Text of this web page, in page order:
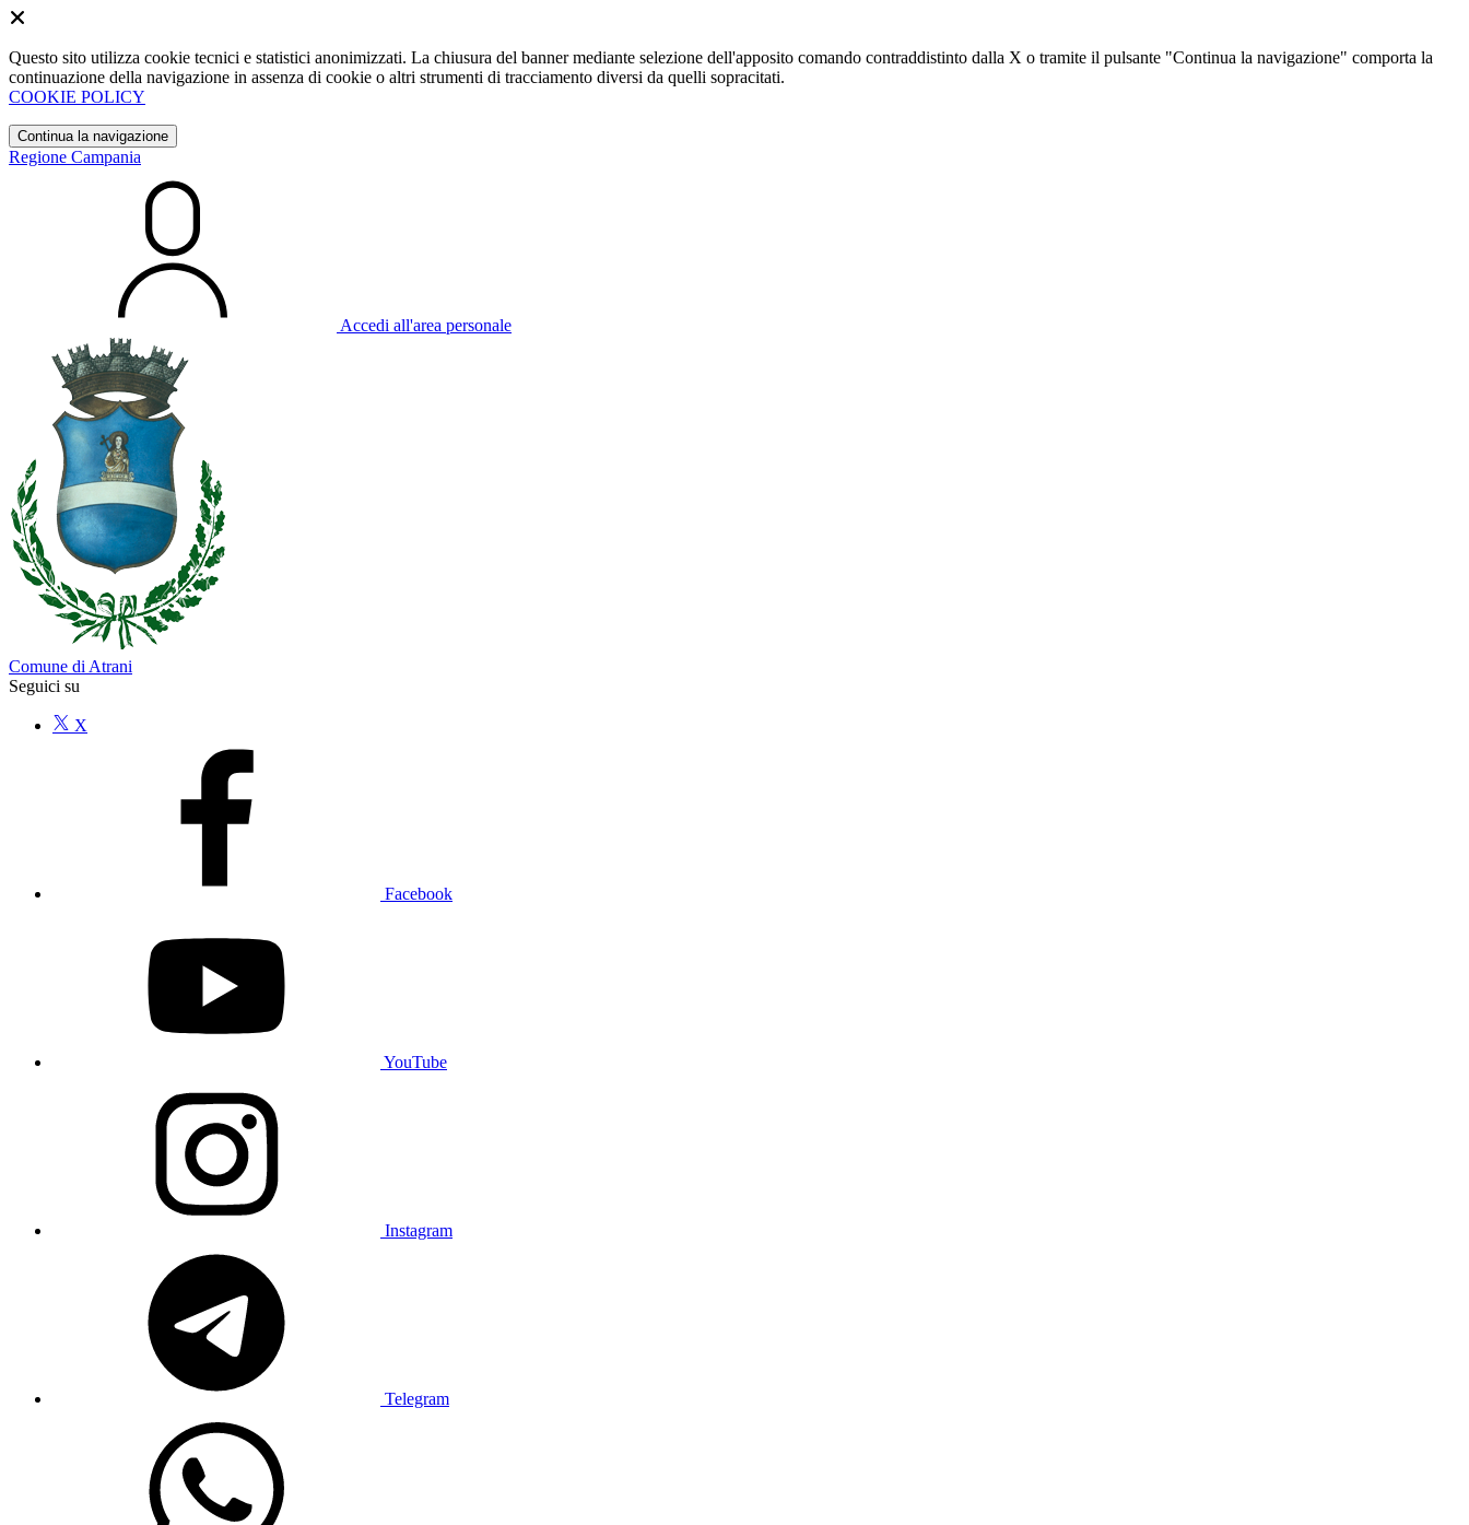
Questo sito utilizza cookie tecnici e statistici anonimizzati. La chiusura del banner mediante selezione dell'apposito comando contraddistinto dalla X o tramite il pulsante "Continua la navigazione" comporta la
continuazione della navigazione in assenza di cookie o altri strumenti di tracciamento diversi da quelli sopracitati.
COOKIE POLICY
Continua la navigazione
Regione Campania
Accedi all'area personale
Comune di Atrani
Seguici su
X
Facebook
YouTube
Instagram
Telegram